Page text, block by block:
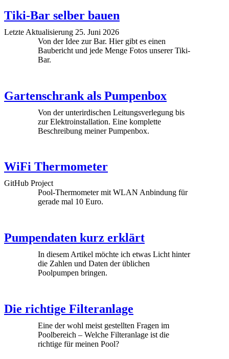
Tiki-Bar selber bauen
Letzte Aktualisierung 25. Juni 2026
Von der Idee zur Bar. Hier gibt es einen
Baubericht und jede Menge Fotos unserer Tiki-
Bar.
Gartenschrank als Pumpenbox
Von der unterirdischen Leitungsverlegung bis
zur Elektroinstallation. Eine komplette
Beschreibung meiner Pumpenbox.
WiFi Thermometer
GitHub Project
Pool-Thermometer mit WLAN Anbindung für
gerade mal 10 Euro.
Pumpendaten kurz erklärt
In diesem Artikel möchte ich etwas Licht hinter
die Zahlen und Daten der üblichen
Poolpumpen bringen.
Die richtige Filteranlage
Eine der wohl meist gestellten Fragen im
Poolbereich – Welche Filteranlage ist die
richtige für meinen Pool?